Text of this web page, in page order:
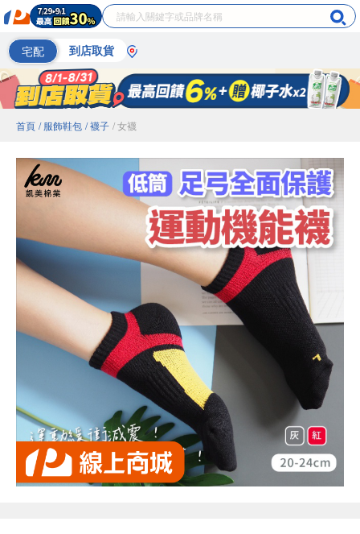
宅配 到店取貨
首頁 / 服飾鞋包 / 襪子 / 女襪